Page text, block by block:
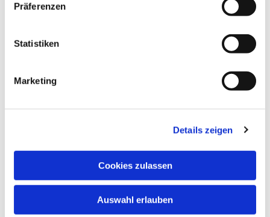
Präferenzen
Statistiken
Marketing
Details zeigen
Cookies zulassen
Auswahl erlauben
Pfarrei Hl. Johannes XXIII.
Glaube
Bistumswallfahrt
Taufe, Kommunion & Trauung